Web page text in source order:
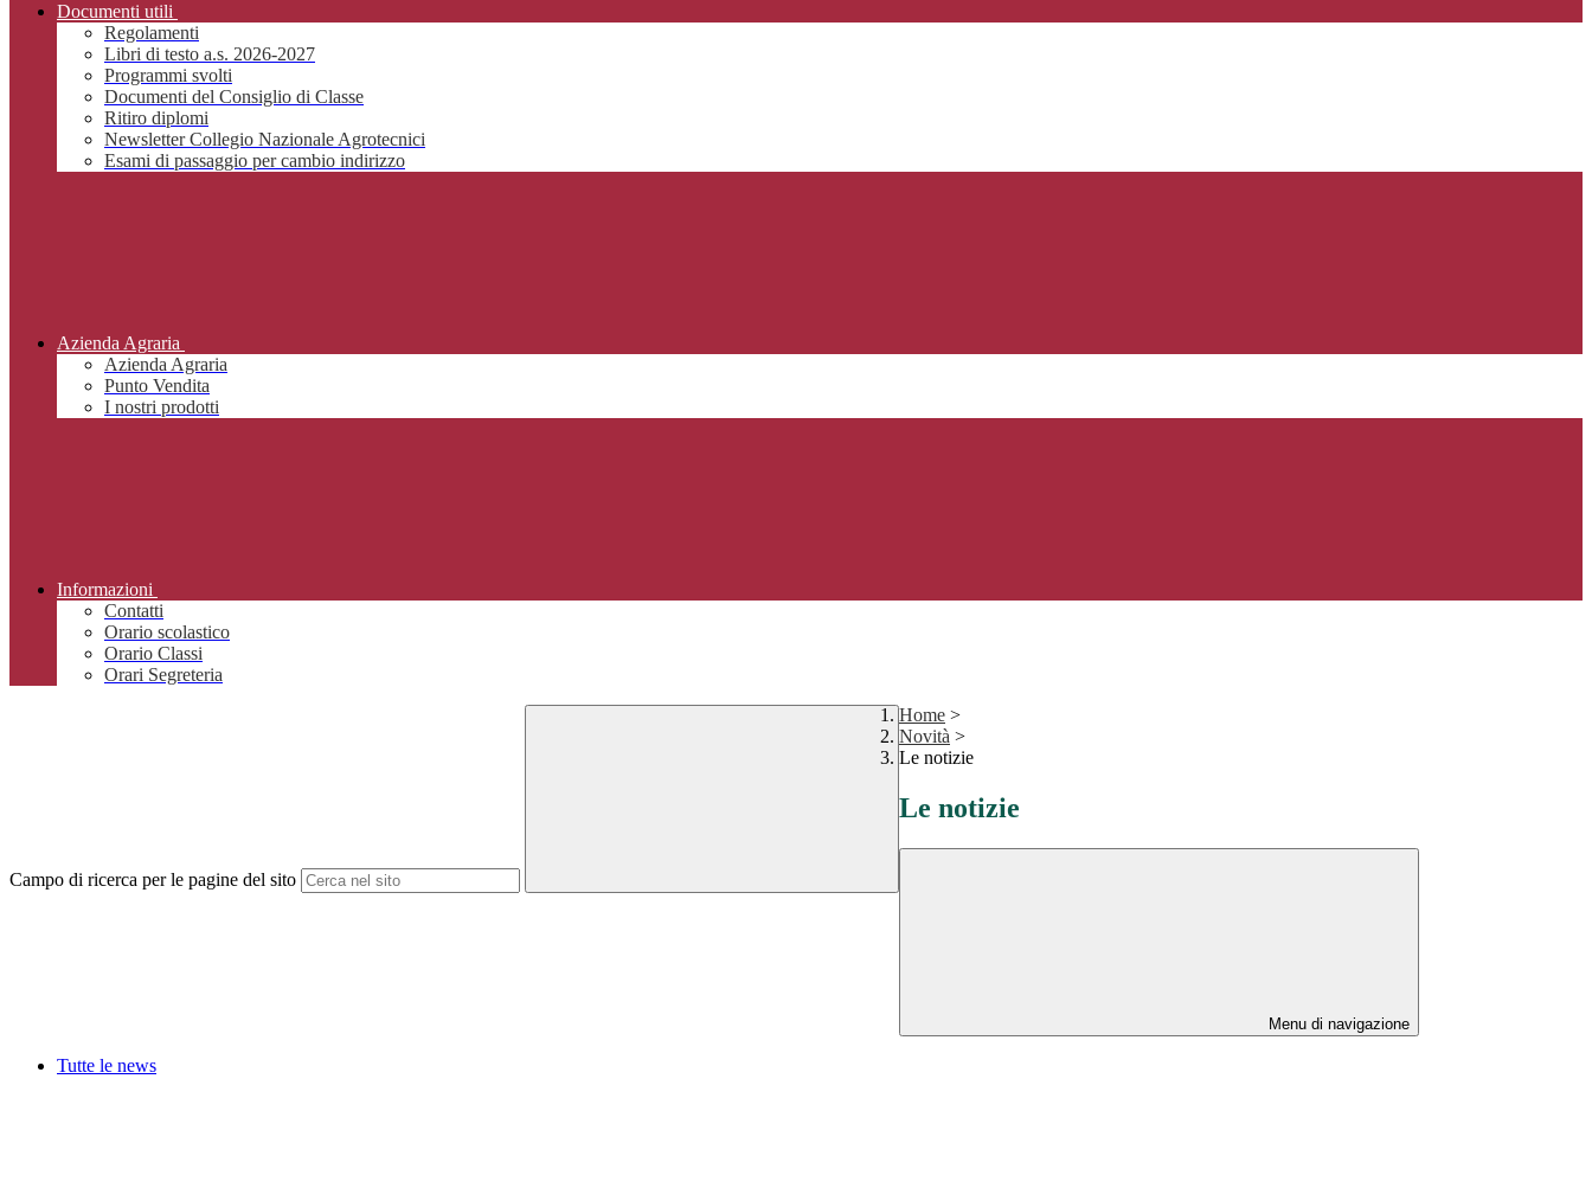
Documenti utili
Regolamenti
Libri di testo a.s. 2026-2027
Programmi svolti
Documenti del Consiglio di Classe
Ritiro diplomi
Newsletter Collegio Nazionale Agrotecnici
Esami di passaggio per cambio indirizzo
Azienda Agraria
Azienda Agraria
Punto Vendita
I nostri prodotti
Informazioni
Contatti
Orario scolastico
Orario Classi
Orari Segreteria
Campo di ricerca per le pagine del sito
Home >
Novità >
Le notizie
Le notizie
Menu di navigazione
Tutte le news